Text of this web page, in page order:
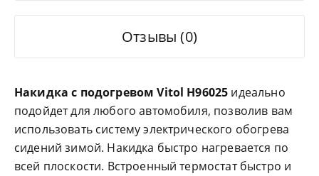
Отзывы (0)
Накидка с подогревом Vitol H96025 идеально
подойдет для любого автомобиля, позволив вам
использовать систему электрического обогрева
сидений зимой. Накидка быстро нагревается по
всей плоскости. Встроенный термостат быстро и